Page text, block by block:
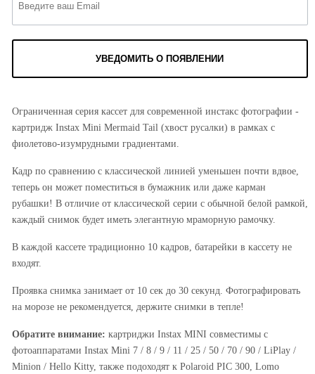
УВЕДОМИТЬ О ПОЯВЛЕНИИ
Ограниченная серия кассет для современной инстакс фотографии -
картридж Instax Mini Mermaid Tail (хвост русалки) в рамках с
фиолетово-изумрудными градиентами.
Кадр по сравнению с классической линией уменьшен почти вдвое,
теперь он может поместиться в бумажник или даже карман
рубашки! В отличие от классической серии с обычной белой рамкой,
каждый снимок будет иметь элегантную мраморную рамочку.
В каждой кассете традиционно 10 кадров, батарейки в кассету не
входят.
Проявка снимка занимает от 10 сек до 30 секунд. Фотографировать
на морозе не рекомендуется, держите снимки в тепле!
Обратите внимание: картриджи Instax MINI совместимы с
фотоаппаратами Instax Mini 7 / 8 / 9 / 11 / 25 / 50 / 70 / 90 / LiPlay /
Minion / Hello Kitty, также подоходят к Polaroid PIC 300, Lomo